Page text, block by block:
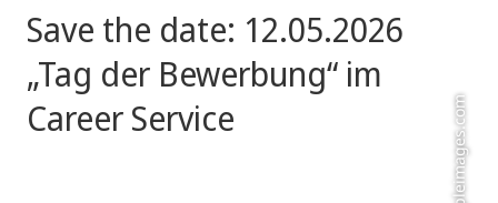
Save the date: 12.05.2026
„Tag der Bewerbung“ im
Career Service